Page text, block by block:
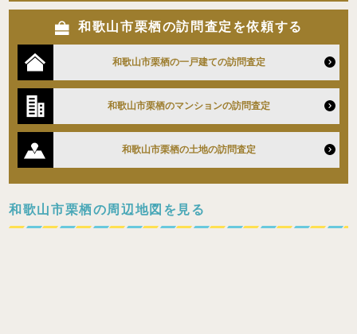
和歌山市栗栖の訪問査定を依頼する
和歌山市栗栖の一戸建ての訪問査定
和歌山市栗栖のマンションの訪問査定
和歌山市栗栖の土地の訪問査定
和歌山市栗栖の周辺地図を見る